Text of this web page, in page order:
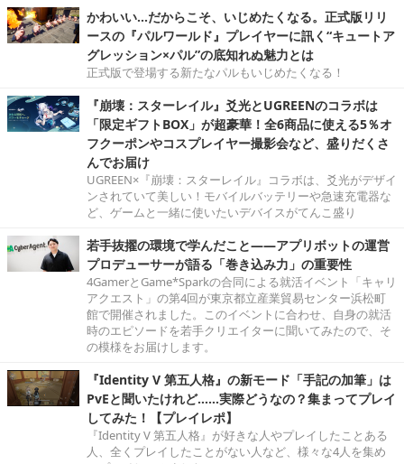
かわいい…だからこそ、いじめたくなる。正式版リリ
ースの『パルワールド』プレイヤーに訊く“キュートア
グレッション×パル”の底知れぬ魅力とは
正式版で登場する新たなパルもいじめたくなる！
『崩壊：スターレイル』爻光とUGREENのコラボは
「限定ギフトBOX」が超豪華！全6商品に使える5％オ
フクーポンやコスプレイヤー撮影会など、盛りだくさ
んでお届け
UGREEN×『崩壊：スターレイル』コラボは、爻光がデザイ
ンされていて美しい！モバイルバッテリーや急速充電器な
ど、ゲームと一緒に使いたいデバイスがてんこ盛り
若手抜擢の環境で学んだこと――アプリボットの運営
プロデューサーが語る「巻き込み力」の重要性
4GamerとGame*Sparkの合同による就活イベント「キャリ
アクエスト」の第4回が東京都立産業貿易センター浜松町
館で開催されました。このイベントに合わせ、自身の就活
時のエピソードを若手クリエイターに聞いてみたので、そ
の模様をお届けします。
『Identity V 第五人格』の新モード「手記の加筆」は
PvEと聞いたけれど……実際どうなの？集まってプレイ
してみた！【プレイレポ】
『Identity V 第五人格』が好きな人やプレイしたことある
人、全くプレイしたことがない人など、様々な4人を集め